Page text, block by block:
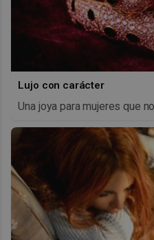
Lujo con carácter
Una joya para mujeres que